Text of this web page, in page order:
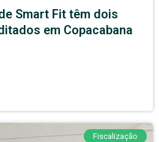
Smart Fit têm dois
em Copacabana
Fiscalização